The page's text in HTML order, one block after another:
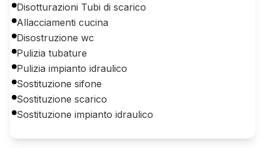
Disotturazioni Tubi di scarico
Allacciamenti cucina
Disostruzione wc
Pulizia tubature
Pulizia impianto idraulico
Sostituzione sifone
Sostituzione scarico
Sostituzione impianto idraulico